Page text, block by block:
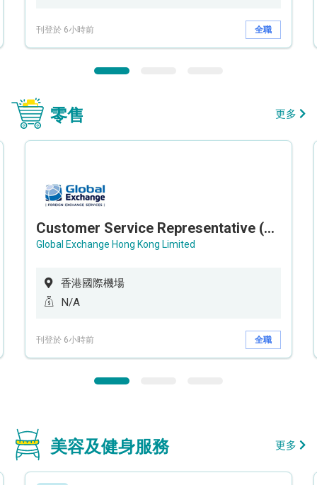
刊登於 6小時前 全職
零售 更多
Customer Service Representative (Airport)
Global Exchange Hong Kong Limited
香港國際機場
N/A
刊登於 6小時前 全職
美容及健身服務 更多